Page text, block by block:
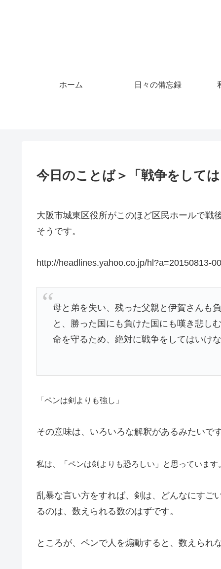
ホーム 日々の備忘録
今日のことば＞「戦争をしては
大阪市城東区役所がこのほど区民ホールで戦
そうです。
http://headlines.yahoo.co.jp/hl?a=20150813-
母と弟を失い、残った父親と伊賀さんも
と、勝った国にも負けた国にも嘆き悲し
命を守るため、絶対に戦争をしてはいけ
「ペンは剣よりも強し」
その意味は、いろいろな解釈があるみたいです
私は、「ペンは剣よりも恐ろしい」と思っています
乱暴な言い方をすれば、剣は、どんなにすご
るのは、数えられる数のはずです。
ところが、ペンで人を煽動すると、数えられ